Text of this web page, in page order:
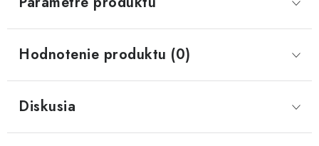
Všeobecné obchodné podmienky
Reklamačný poriadok - formulár
Kontakt
Hodnotenie produktu (0)
Diskusia